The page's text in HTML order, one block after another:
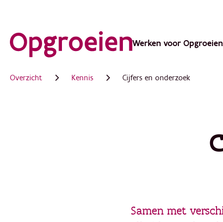
direct
naar
hoofdinhoud
Main
navigation
Werken voor Opgroeien
Overzicht Kennis Cijfers en onderzoek
Samen met